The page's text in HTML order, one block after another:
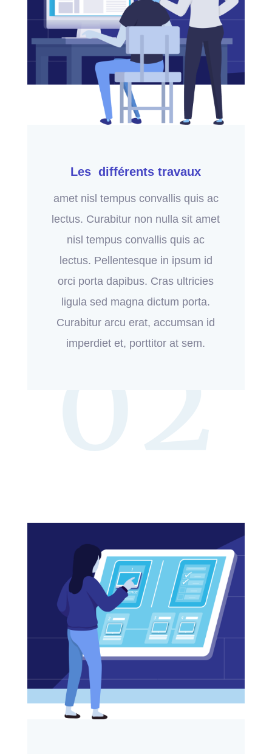
Les différents travaux
amet nisl tempus convallis quis ac
lectus. Curabitur non nulla sit amet
nisl tempus convallis quis ac
lectus. Pellentesque in ipsum id
orci porta dapibus. Cras ultricies
ligula sed magna dictum porta.
Curabitur arcu erat, accumsan id
imperdiet et, porttitor at sem.